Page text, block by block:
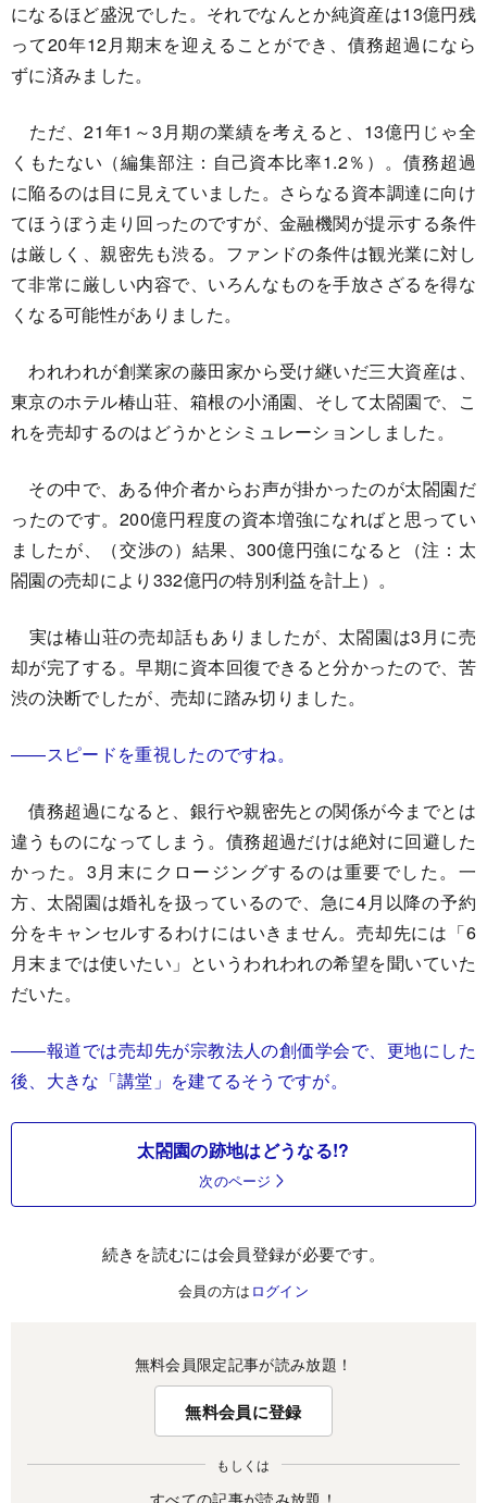
になるほど盛況でした。それでなんとか純資産は13億円残
って20年12月期末を迎えることができ、債務超過になら
ずに済みました。
ただ、21年1～3月期の業績を考えると、13億円じゃ全
くもたない（編集部注：自己資本比率1.2％）。債務超過
に陥るのは目に見えていました。さらなる資本調達に向け
てほうぼう走り回ったのですが、金融機関が提示する条件
は厳しく、親密先も渋る。ファンドの条件は観光業に対し
て非常に厳しい内容で、いろんなものを手放さざるを得な
くなる可能性がありました。
われわれが創業家の藤田家から受け継いだ三大資産は、
東京のホテル椿山荘、箱根の小涌園、そして太閤園で、こ
れを売却するのはどうかとシミュレーションしました。
その中で、ある仲介者からお声が掛かったのが太閤園だ
ったのです。200億円程度の資本増強になればと思ってい
ましたが、（交渉の）結果、300億円強になると（注：太
閤園の売却により332億円の特別利益を計上）。
実は椿山荘の売却話もありましたが、太閤園は3月に売
却が完了する。早期に資本回復できると分かったので、苦
渋の決断でしたが、売却に踏み切りました。
――スピードを重視したのですね。
債務超過になると、銀行や親密先との関係が今までとは
違うものになってしまう。債務超過だけは絶対に回避した
かった。3月末にクロージングするのは重要でした。一
方、太閤園は婚礼を扱っているので、急に4月以降の予約
分をキャンセルするわけにはいきません。売却先には「6
月末までは使いたい」というわれわれの希望を聞いていた
だいた。
――報道では売却先が宗教法人の創価学会で、更地にした
後、大きな「講堂」を建てるそうですが。
太閤園の跡地はどうなる!?
次のページ
続きを読むには会員登録が必要です。
会員の方は ログイン
無料会員限定記事が読み放題！
無料会員に登録
もしくは